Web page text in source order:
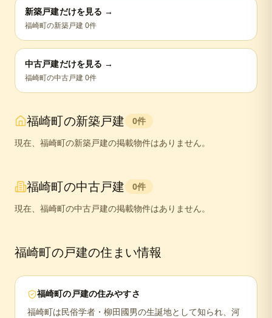
新築戸建だけを見る →
福崎町の新築戸建0件
中古戸建だけを見る →
福崎町の中古戸建0件
福崎町の新築戸建 0件
現在、 福崎町の新築戸建の掲載物件はありません。
福崎町の中古戸建 0件
現在、 福崎町の中古戸建の掲載物件はありません。
福崎町の戸建の住まい情報
福崎町の戸建の住みやすさ
福崎町は民俗学者・柳田國男の生誕地として知られ、河